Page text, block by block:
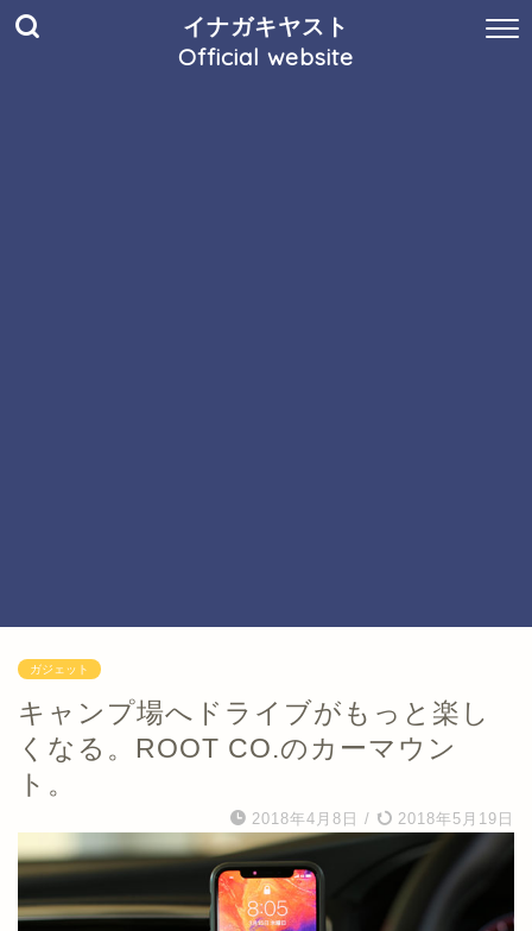
イナガキヤスト
Official website
ガジェット
キャンプ場へドライブがもっと楽し
くなる。ROOT CO.のカーマウン
ト。
2018年4月8日 / 2018年5月19日